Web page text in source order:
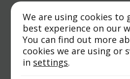
ShareWe are using cookies to
best experience on our
You can find out more
cookies we are using or
in settings.